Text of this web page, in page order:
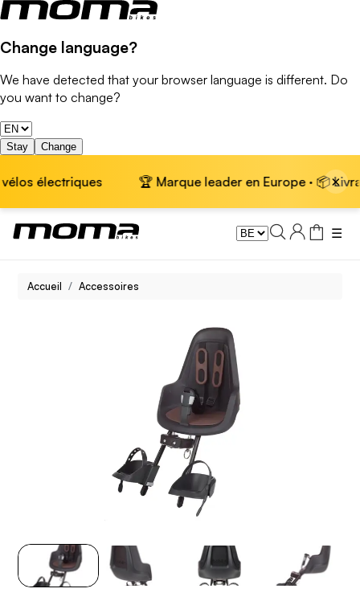
Change language?
We have detected that your browser language is different. Do
you want to change?
Stay Change
électriques 🏆 Marque leader en Europe · 📦 ×
☰
Accueil Accessoires